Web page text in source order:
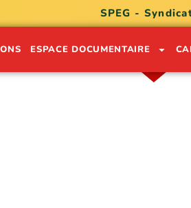
SPEG -
ESPACE DOCUMENTAIRE